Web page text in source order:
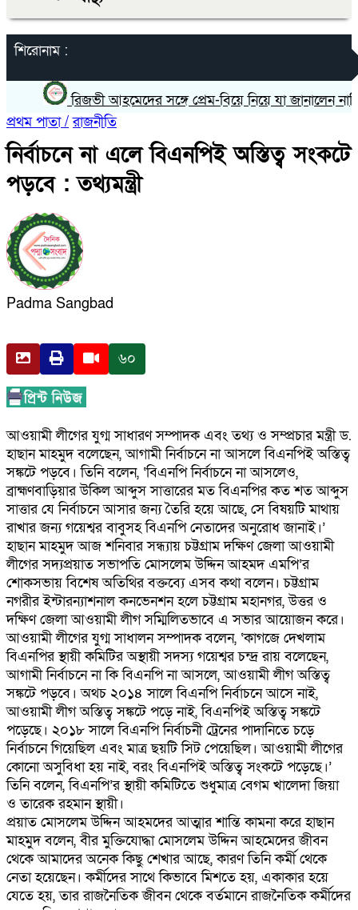
শিরোনাম :
রিজভী আহমেদের সঙ্গে প্রেম-বিয়ে নিয়ে যা জানালেন নায়িকা
প্রথম পাতা / রাজনীতি
নির্বাচনে না এলে বিএনপিই অস্তিত্ব সংকটে
পড়বে : তথ্যমন্ত্রী
Padma Sangbad
৬০
আওয়ামী লীগের যুগ্ম সাধারণ সম্পাদক এবং তথ্য ও সম্প্রচার মন্ত্রী ড.
হাছান মাহমুদ বলেছেন, আগামী নির্বাচনে না আসলে বিএনপিই অস্তিত্ব
সঙ্কটে পড়বে। তিনি বলেন, ‘বিএনপি নির্বাচনে না আসলেও,
ব্রাহ্মণবাড়িয়ার উকিল আব্দুস সাত্তারের মত বিএনপির কত শত আব্দুস
সাত্তার যে নির্বাচনে আসার জন্য তৈরি হয়ে আছে, সে বিষয়টি মাথায়
রাখার জন্য গয়েশ্বর বাবুসহ বিএনপি নেতাদের অনুরোধ জানাই।’
হাছান মাহমুদ আজ শনিবার সন্ধ্যায় চট্টগ্রাম দক্ষিণ জেলা আওয়ামী
লীগের সদ্যপ্রয়াত সভাপতি মোসলেম উদ্দিন আহমদ এমপি’র
শোকসভায় বিশেষ অতিথির বক্তব্যে এসব কথা বলেন। চট্টগ্রাম
নগরীর ইন্টারন্যাশনাল কনভেনশন হলে চট্টগ্রাম মহানগর, উত্তর ও
দক্ষিণ জেলা আওয়ামী লীগ সম্মিলিতভাবে এ সভার আয়োজন করে।
আওয়ামী লীগের যুগ্ম সাধালন সম্পাদক বলেন, ‘কাগজে দেখলাম
বিএনপির স্থায়ী কমিটির অস্থায়ী সদস্য গয়েশ্বর চন্দ্র রায় বলেছেন,
আগামী নির্বাচনে না কি বিএনপি না আসলে, আওয়ামী লীগ অস্তিত্ব
সঙ্কটে পড়বে। অথচ ২০১৪ সালে বিএনপি নির্বাচনে আসে নাই,
আওয়ামী লীগ অস্তিত্ব সঙ্কটে পড়ে নাই, বিএনপিই অস্তিত্ব সঙ্কটে
পড়েছে। ২০১৮ সালে বিএনপি নির্বাচনী ট্রেনের পাদানিতে চড়ে
নির্বাচনে গিয়েছিল এবং মাত্র ছয়টি সিট পেয়েছিল। আওয়ামী লীগের
কোনো অসুবিধা হয় নাই, বরং বিএনপিই অস্তিত্ব সংকটে পড়েছে।’
তিনি বলেন, বিএনপি’র স্থায়ী কমিটিতে শুধুমাত্র বেগম খালেদা জিয়া
ও তারেক রহমান স্থায়ী।
প্রয়াত মোসলেম উদ্দিন আহমদের আত্মার শান্তি কামনা করে হাছান
মাহমুদ বলেন, বীর মুক্তিযোদ্ধা মোসলেম উদ্দিন আহমেদের জীবন
থেকে আমাদের অনেক কিছু শেখার আছে, কারণ তিনি কর্মী থেকে
নেতা হয়েছেন। কর্মীদের সাথে কিভাবে মিশতে হয়, একাকার হয়ে
যেতে হয়, তার রাজনৈতিক জীবন থেকে বর্তমানে রাজনৈতিক কর্মীদের